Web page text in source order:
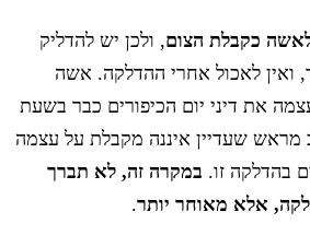
כקבלת הצום, ולכן יש להדליק
ואין לאכול אחרי ההדלקה. אשה
את דיני יום הכיפורים כבר בשעת
מראש שעדיין איננה מקבלת על עצמה
בהדלקה זו. במקרה זה, לא תברך
אלא מאוחר יותר.